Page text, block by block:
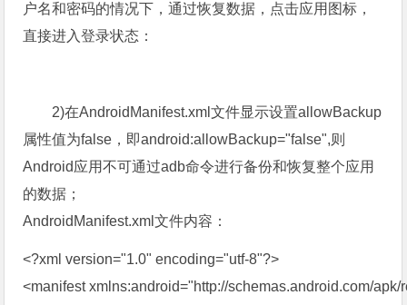
户名和密码的情况下，通过恢复数据，点击应用图标，
直接进入登录状态：
2)在AndroidManifest.xml文件显示设置allowBackup
属性值为false，即android:allowBackup="false",则
Android应用不可通过adb命令进行备份和恢复整个应用
的数据；
AndroidManifest.xml文件内容：
<?xml version="1.0" encoding="utf-8"?>
<manifest xmlns:android="http://schemas.android.com/apk/